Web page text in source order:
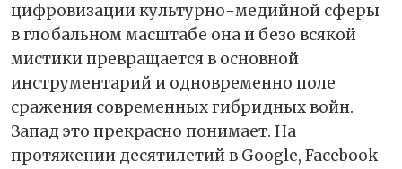
цифровизации культурно-медийной сферы
в глобальном масштабе она и безо всякой
мистики превращается в основной
инструментарий и одновременно поле
сражения современных гибридных войн.
Запад это прекрасно понимает. На
протяжении десятилетий в Google, Facebook-